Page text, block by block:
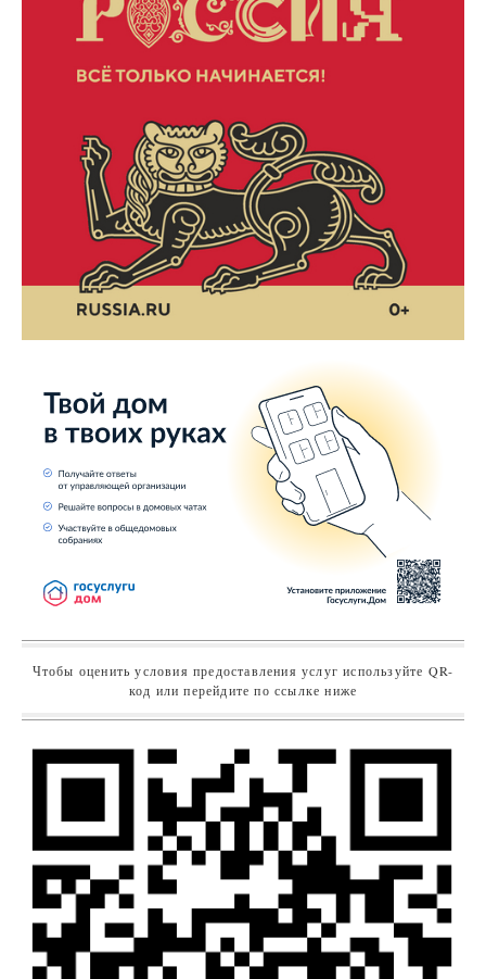
Чтобы оценить условия предоставления услуг используйте QR-
код или перейдите по ссылке ниже